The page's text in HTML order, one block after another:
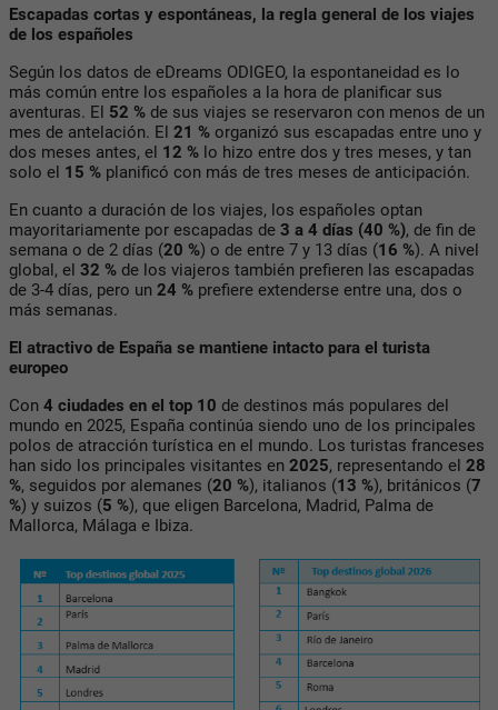
Escapadas cortas y espontáneas, la regla general de los viajes
de los españoles
Según los datos de eDreams ODIGEO, la espontaneidad es lo
más común entre los españoles a la hora de planificar sus
aventuras. El 52 % de sus viajes se reservaron con menos de un
mes de antelación. El 21 % organizó sus escapadas entre uno y
dos meses antes, el 12 % lo hizo entre dos y tres meses, y tan
solo el 15 % planificó con más de tres meses de anticipación.
En cuanto a duración de los viajes, los españoles optan
mayoritariamente por escapadas de 3 a 4 días (40 %), de fin de
semana o de 2 días (20 %) o de entre 7 y 13 días (16 %). A nivel
global, el 32 % de los viajeros también prefieren las escapadas
de 3-4 días, pero un 24 % prefiere extenderse entre una, dos o
más semanas.
El atractivo de España se mantiene intacto para el turista
europeo
Con 4 ciudades en el top 10 de destinos más populares del
mundo en 2025, España continúa siendo uno de los principales
polos de atracción turística en el mundo. Los turistas franceses
han sido los principales visitantes en 2025, representando el 28
%, seguidos por alemanes (20 %), italianos (13 %), británicos (7
%) y suizos (5 %), que eligen Barcelona, Madrid, Palma de
Mallorca, Málaga e Ibiza.